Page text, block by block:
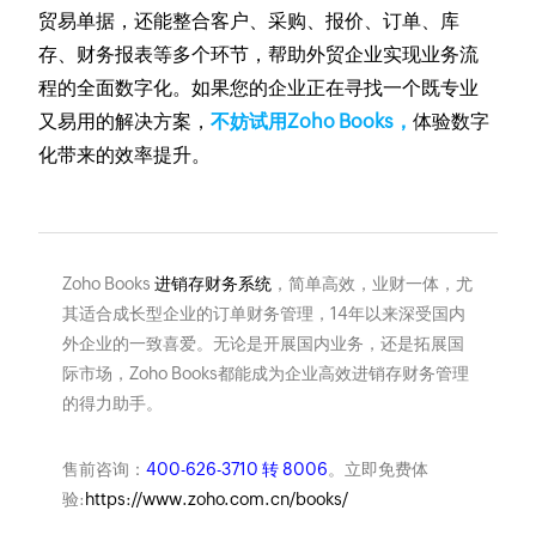
贸易单据，还能整合客户、采购、报价、订单、库
存、财务报表等多个环节，帮助外贸企业实现业务流
程的全面数字化。如果您的企业正在寻找一个既专业
又易用的解决方案，不妨试用Zoho Books，体验数字
化带来的效率提升。
Zoho Books 进销存财务系统，简单高效，业财一体，尤
其适合成长型企业的订单财务管理，14年以来深受国内
外企业的一致喜爱。无论是开展国内业务，还是拓展国
际市场，Zoho Books都能成为企业高效进销存财务管理
的得力助手。
售前咨询： 400-626-3710 转 8006。立即免费体
验: https://www.zoho.com.cn/books/